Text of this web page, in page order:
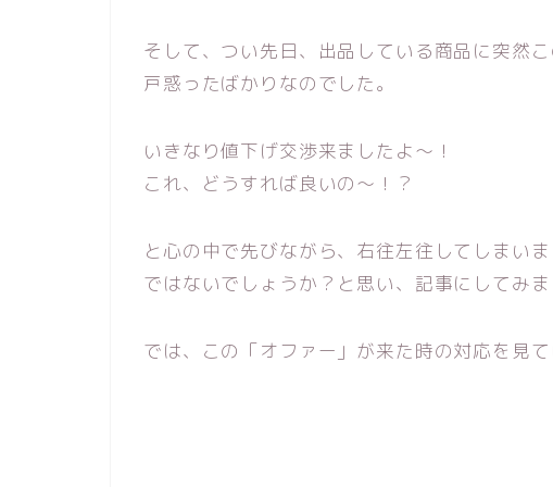
そして、つい先日、出品している商品に突然
戸惑ったばかりなのでした。
いきなり値下げ交渉来ましたよ～！
これ、どうすれば良いの～！？
と心の中で先びながら、右往左往してしまい
ではないでしょうか？と思い、記事にしてみま
では、この「オファー」が来た時の対応を見て